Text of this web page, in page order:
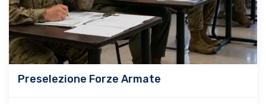
Preselezione Forze Armate